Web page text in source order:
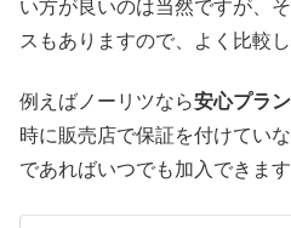
い方が良いのは当然ですが、
スもありますので、よく比較
例えばノーリツなら安心プラ
時に販売店で保証を付けてい
であればいつでも加入できます